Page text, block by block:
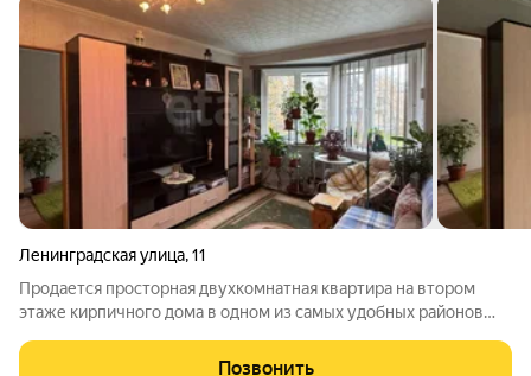
Ленинградская улица,11
Продается просторная двухкомнатная квартира на втором
этаже кирпичного дома в одном из самых удобных районов
площадью 17.2 и 10,2 кв. м, что обеспечивает комфортное
Позвонить